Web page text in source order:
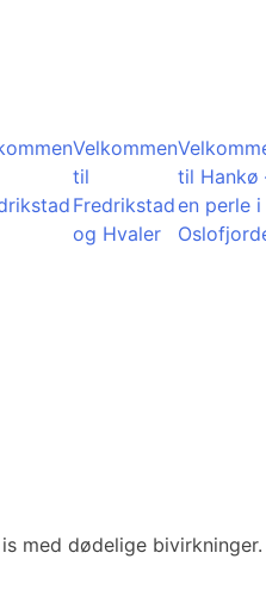
Velkommen
til
Fredrikstad
og Hvaler
til Hankø
en perle i
med dødelige bivirkninger.